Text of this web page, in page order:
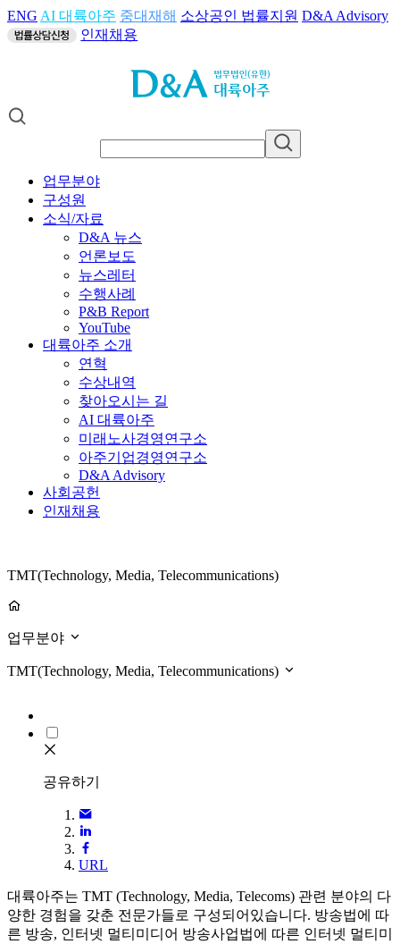
ENG AI 대륙아주 중대재해 소상공인 법률지원 D&A Advisory
인재채용
업무분야
구성원
소식/자료
D&A 뉴스
언론보도
뉴스레터
수행사례
P&B Report
YouTube
대륙아주 소개
연혁
수상내역
찾아오시는 길
AI 대륙아주
미래노사경영연구소
아주기업경영연구소
D&A Advisory
사회공헌
인재채용
TMT(Technology, Media, Telecommunications)
업무분야
TMT(Technology, Media, Telecommunications)
공유하기
URL
대륙아주는 TMT (Technology, Media, Telecoms) 관련 분야의 다
양한 경험을 갖춘 전문가들로 구성되어있습니다. 방송법에 따
른 방송, 인터넷 멀티미디어 방송사업법에 따른 인터넷 멀티미